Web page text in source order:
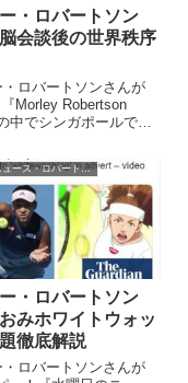
・ロバートソン
会談後の世界秩序
・ロバートソンさんが
Morley Robertson
中でシンガポールで行
ク。会談後の世界情勢の
どを話していました。
newspap...
水曜日のニュース・ロバートソン
・ロバートソン
みホワイトウォッ
徹底解説
・ロバートソンさんが